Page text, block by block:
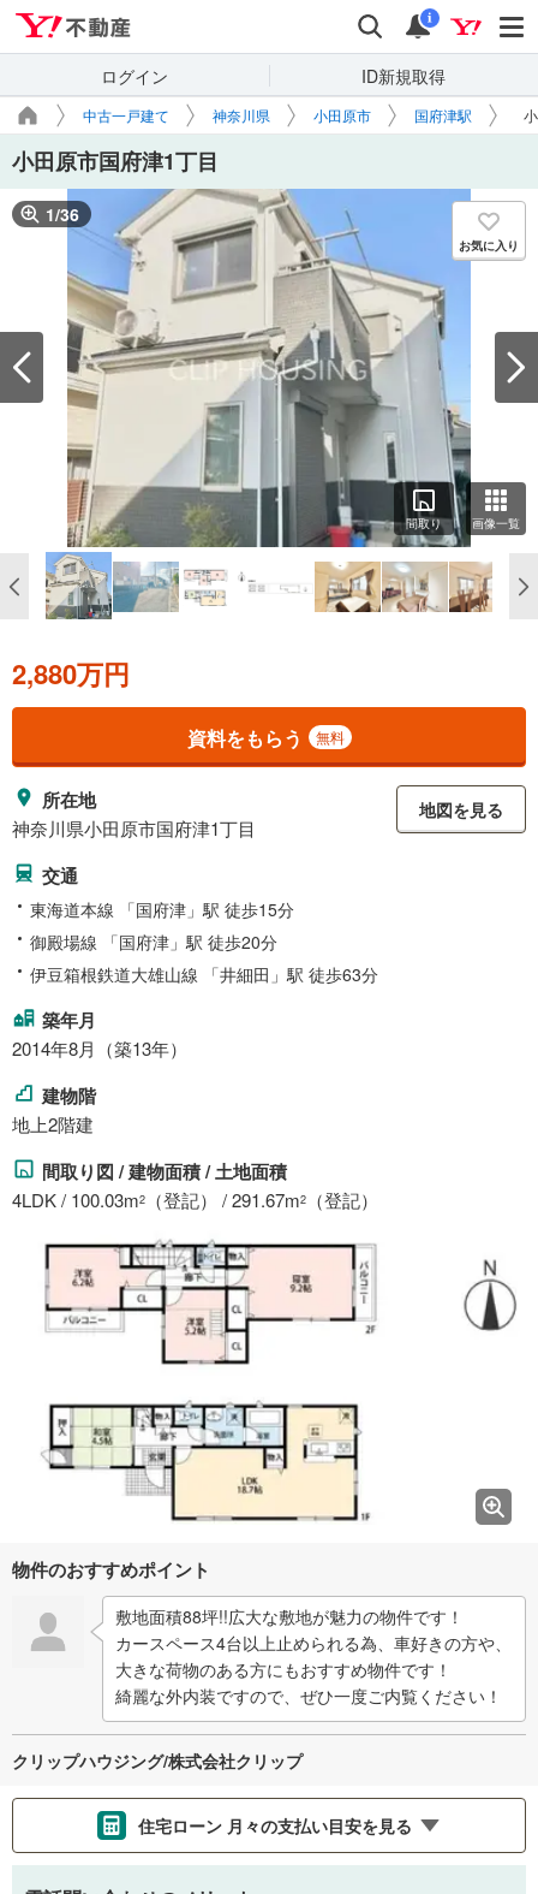
検索 通知
i
ログイン ID新規取得
中古一戸建て 神奈川県 小田原市 国府津駅
小田原市国府津1丁目
1/36
お気に入り
間取り 画像一覧
2,880万円
資料をもらう 無料
所在地
神奈川県小田原市国府津1丁目
地図を見る
交通
東海道本線 「国府津」駅 徒歩15分
御殿場線 「国府津」駅 徒歩20分
伊豆箱根鉄道大雄山線 「井細田」駅 徒歩63分
築年月
2014年8月（築13年）
建物階
地上2階建
間取り図 / 建物面積 / 土地面積
4LDK / 100.03m2 （登記） / 291.67m2 （登記）
物件のおすすめポイント
敷地面積88坪!!広大な敷地が魅力の物件です！
カースペース4台以上止められる為、車好きの方や、
大きな荷物のある方にもおすすめ物件です！
綺麗な外内装ですので、ぜひ一度ご内覧ください！
クリップハウジング/株式会社クリップ
住宅ローン 月々の支払い目安を見る
支払いの目安をシミュレーションすることができます。